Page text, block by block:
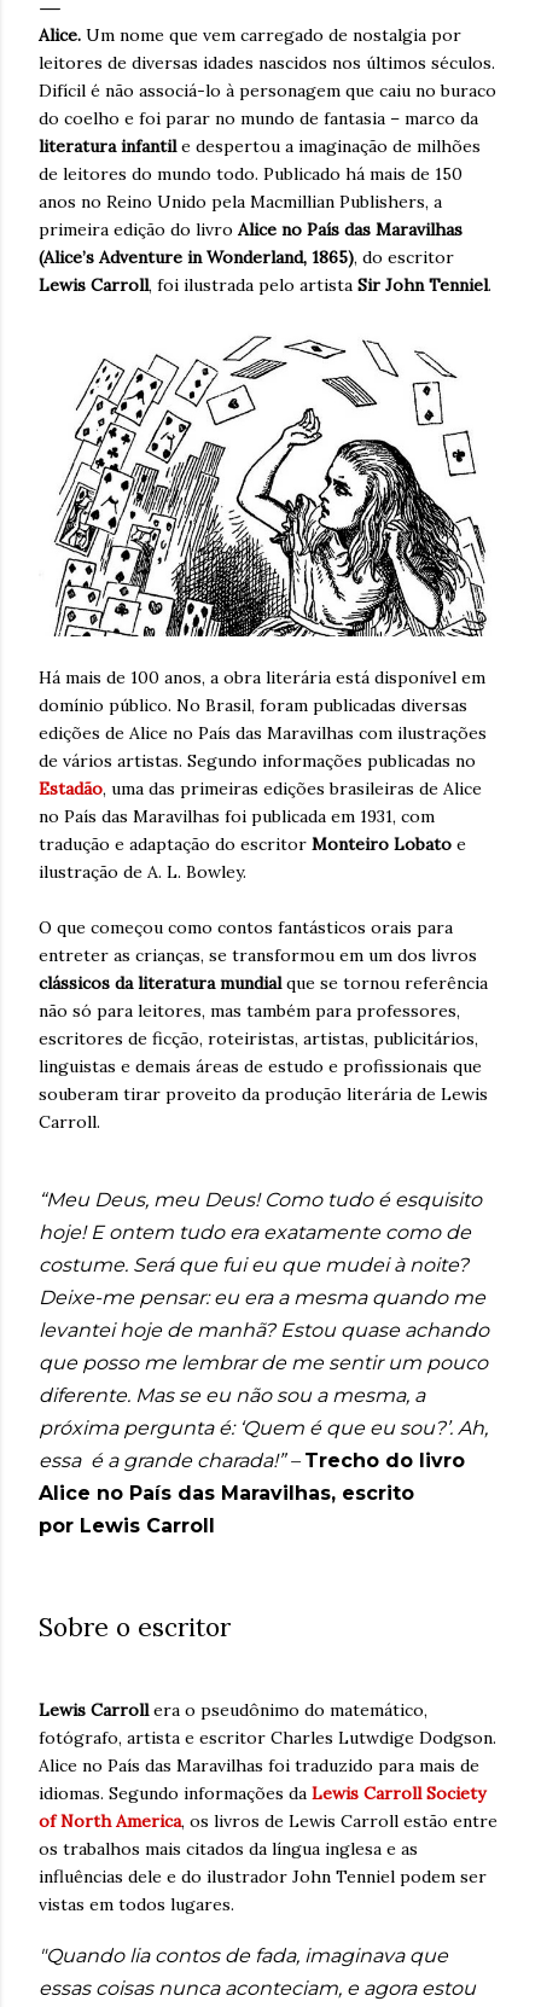
Pelo contrário, que criava mais problemas. Um ano
acreditando em si mesmo e confiando no processo. Um
ano sem fumar cigarro. Um ano. *Ben Oliveira é escritor,
formado em jornalismo . Autor do...
Alice. Um nome que vem carregado de nostalgia por
leitores de diversas idades nascidos nos últimos séculos.
Difícil é não associá-lo à personagem que caiu no buraco
do coelho e foi parar no mundo de fantasia – marco da
literatura infantile despertou a imaginação de milhões
de leitores do mundo todo. Publicado há mais de 150
anos no Reino Unido pela Macmillian Publishers, a
primeira edição do livro Alice no País das Maravilhas
(Alice’s Adventure in Wonderland, 1865), do escritor
Lewis Carroll, foi ilustrada pelo artista Sir John Tenniel.
Há mais de 100 anos, a obra literária está disponível em
domínio público. No Brasil, foram publicadas diversas
edições de Alice no País das Maravilhas com ilustrações
de vários artistas. Segundo informações publicadas no
Estadão, uma das primeiras edições brasileiras de Alice
no País das Maravilhas foi publicada em 1931, com
tradução e adaptação do escritor Monteiro Lobato e
ilustração de A. L. Bowley.
O que começou como contos fantásticos orais para
entreter as crianças, se transformou em um dos livros
clássicos da literatura mundialque se tornou referência
não só para leitores, mas também para professores,
escritores de ficção, roteiristas, artistas, publicitários,
linguistas e demais áreas de estudo e profissionais que
souberam tirar proveito da produção literária de Lewis
Carroll.
“Meu Deus, meu Deus! Como tudo é esquisito
hoje! E ontem tudo era exatamente como de
costume. Será que fui eu que mudei à noite?
Deixe-me pensar: eu era a mesma quando me
levantei hoje de manhã? Estou quase achando
que posso me lembrar de me sentir um pouco
diferente. Mas se eu não sou a mesma, a
próxima pergunta é: ‘Quem é que eu sou?’. Ah,
essa é a grande charada!” – Trecho do livro
Alice no País das Maravilhas, escrito
por Lewis Carroll
Sobre o escritor
Lewis Carrollera o pseudônimo do matemático,
fotógrafo, artista e escritor Charles Lutwdige Dodgson.
Alice no País das Maravilhas foi traduzido para mais de
idiomas. Segundo informações da Lewis Carroll Society
of North America, os livros de Lewis Carroll estão entre
os trabalhos mais citados da língua inglesa e as
influências dele e do ilustrador John Tenniel podem ser
vistas em todos lugares.
"Quando lia contos de fada, imaginava que
essas coisas nunca aconteciam, e agora estou